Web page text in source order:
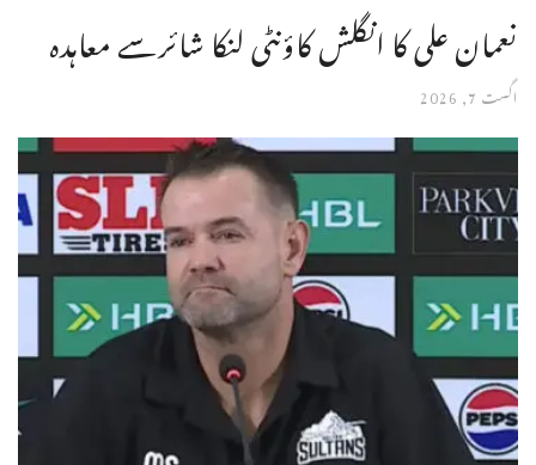
نعمان علی کا انگلش کاؤنٹی لنکا شائرسے معاہدہ
اگست 7, 2026